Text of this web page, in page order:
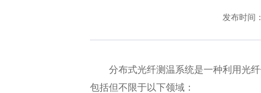
发布时间
分布式光纤测温系统是一种利用光纤
包括但不限于以下领域：